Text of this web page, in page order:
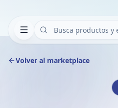
Volver al marketplace